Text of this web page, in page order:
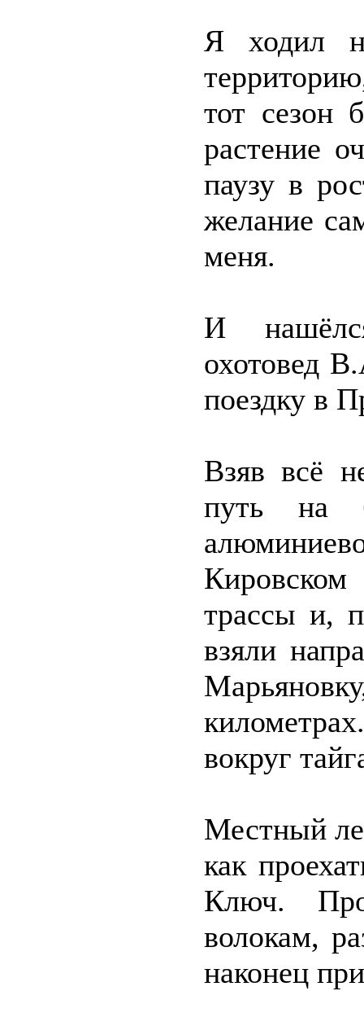
Я ходил
тот сезон
растение
паузу в
желание
меня.
И
охотовед
поездку в
Взяв всё
путь на
трассы и,
взяли
вокруг
Местный
как
Ключ.
волокам,
наконец